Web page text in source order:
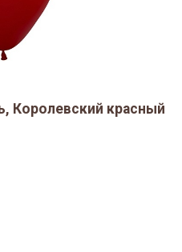
Королевский красный